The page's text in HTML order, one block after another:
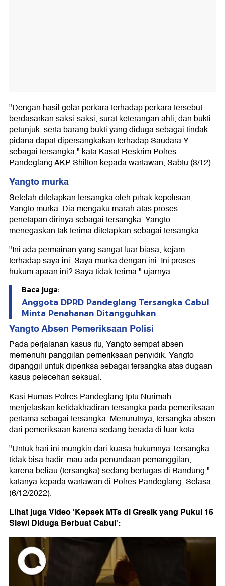
"Dengan hasil gelar perkara terhadap perkara tersebut
berdasarkan saksi-saksi, surat keterangan ahli, dan bukti
petunjuk, serta barang bukti yang diduga sebagai tindak
pidana dapat dipersangkakan terhadap Saudara Y
sebagai tersangka," kata Kasat Reskrim Polres
Pandeglang AKP Shilton kepada wartawan, Sabtu (3/12).
Yangto murka
Setelah ditetapkan tersangka oleh pihak kepolisian,
Yangto murka. Dia mengaku marah atas proses
penetapan dirinya sebagai tersangka. Yangto
menegaskan tak terima ditetapkan sebagai tersangka.
"Ini ada permainan yang sangat luar biasa, kejam
terhadap saya ini. Saya murka dengan ini. Ini proses
hukum apaan ini? Saya tidak terima," ujarnya.
Baca juga:
Anggota DPRD Pandeglang Tersangka Cabul
Minta Penahanan Ditangguhkan
Yangto Absen Pemeriksaan Polisi
Pada perjalanan kasus itu, Yangto sempat absen
memenuhi panggilan pemeriksaan penyidik. Yangto
dipanggil untuk diperiksa sebagai tersangka atas dugaan
kasus pelecehan seksual.
Kasi Humas Polres Pandeglang Iptu Nurimah
menjelaskan ketidakhadiran tersangka pada pemeriksaan
pertama sebagai tersangka. Menurutnya, tersangka absen
dari pemeriksaan karena sedang berada di luar kota.
"Untuk hari ini mungkin dari kuasa hukumnya Tersangka
tidak bisa hadir, mau ada penundaan pemanggilan,
karena beliau (tersangka) sedang bertugas di Bandung,"
katanya kepada wartawan di Polres Pandeglang, Selasa,
(6/12/2022).
Lihat juga Video 'Kepsek MTs di Gresik yang Pukul 15
Siswi Diduga Berbuat Cabul':